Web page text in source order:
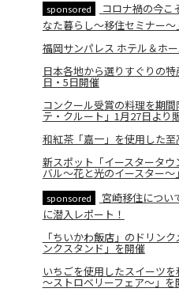
sponsored
コロナ禍の今こ
なた暮らし～移住セミナー～
福岡サンパレス ホテル＆ホ
日本各地から選りすぐりの
日・5日開催
コンクール受賞の料理を期
テ・クルート」1月27日より
和紅茶「嘉一」を使用した
新スポット「イースタータ
バル～花と光のイースター～
sponsored
宮崎移住につ
に潜入レポート！
「ちいかわ飯店」のドリン
ンクスタンド」を開催
いちごを使用したスイーツ
～ストロベリーフェア～」を